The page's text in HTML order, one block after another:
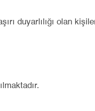
duyarlılığı olan